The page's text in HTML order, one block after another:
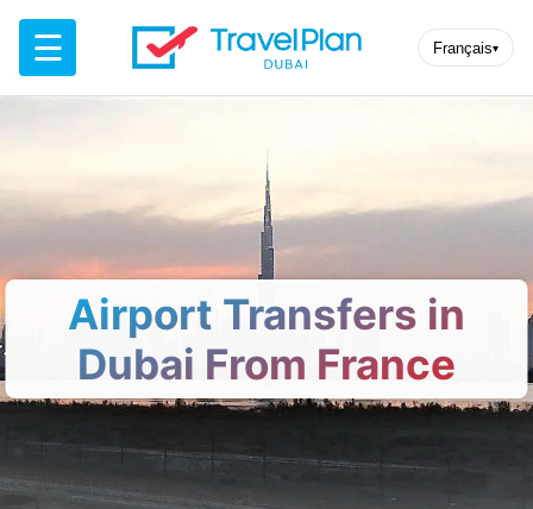
☰ Français▾
Airport Transfers in
Dubai From France